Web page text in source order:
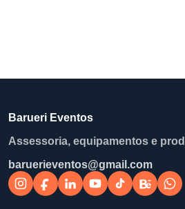
Barueri Eventos
Assessoria, equipamentos e
baruerieventos@gmail.com